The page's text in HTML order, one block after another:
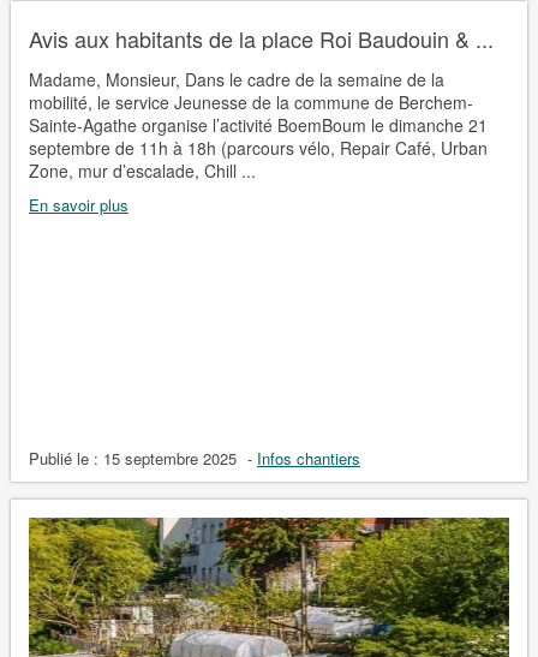
Avis aux habitants de la place Roi Baudouin & ...
Madame, Monsieur, Dans le cadre de la semaine de la
mobilité, le service Jeunesse de la commune de Berchem-
Sainte-Agathe organise l’activité BoemBoum le dimanche 21
septembre de 11h à 18h (parcours vélo, Repair Café, Urban
Zone, mur d’escalade, Chill ...
En savoir plus
Publié le : 15 septembre 2025 - Infos chantiers